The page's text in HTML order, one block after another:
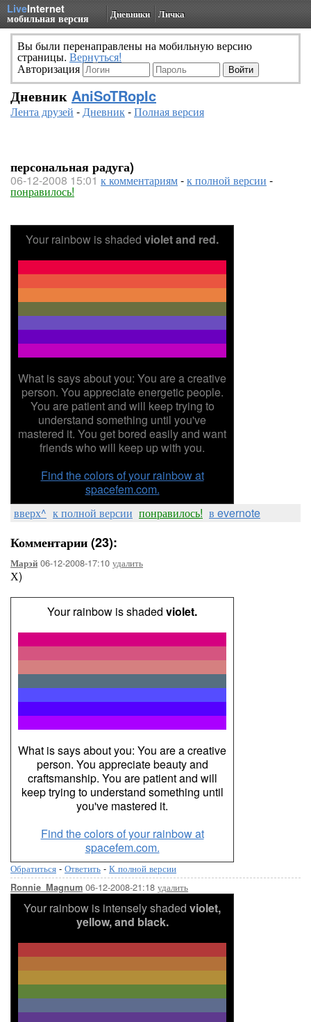
LiveInternet
мобильная версия Дневники Личка
Вы были перенаправлены на мобильную версию
страницы. Вернуться!
Авторизация
Дневник AniSoTRopIc
Лента друзей -Дневник-Полная версия
персональная радуга)
06-12-2008 15:01 к комментариям-к полной версии -
понравилось!
Your rainbow is shaded violet and red.
What is says about you: You are a creative
person. You appreciate energetic people.
You are patient and will keep trying to
understand something until you've
mastered it. You get bored easily and want
friends who will keep up with you.
Find the colors of your rainbow at
spacefem.com.
вверх^ к полной версии понравилось! в evernote
Комментарии (23):
Марэй 06-12-2008-17:10 удалить
Х)
Your rainbow is shaded violet.
What is says about you: You are a creative
person. You appreciate beauty and
craftsmanship. You are patient and will
keep trying to understand something until
you've mastered it.
Find the colors of your rainbow at
spacefem.com.
Обратиться - Ответить - К полной версии
Ronnie_Magnum 06-12-2008-21:18 удалить
Your rainbow is intensely shaded violet,
yellow, and black.